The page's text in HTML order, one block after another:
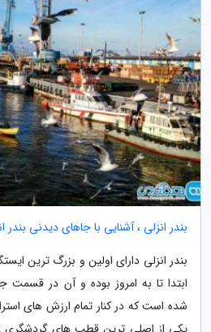
بندر انزلی ، آشنایی با جاهای دیدنی بندر
بندر انزلی دارای اولین و بزرگ ترین
ابتدا تا به امروز بوده و آن در قسمت
شده است که در کنار تمام ارزش های